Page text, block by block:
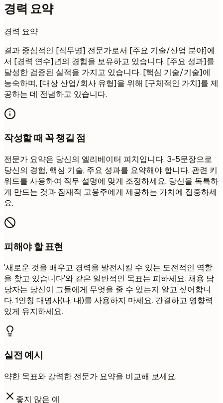
경력 요약
경력 요약
결과 중심적인 [직무명] 전문가로서 [주요 기술/산업 분야]에
서 [경력 연수]년의 경험을 보유하고 있습니다. [주요 성과]를
달성한 검증된 실적을 가지고 있습니다. [핵심 기술/기술]에
능숙하며, [대상 산업/회사 유형]을 위해 [구체적인 가치]를 제
공하는 데 전념하고 있습니다.
작성할 때 꼭 챙길 점
전문가 요약은 당신의 엘리베이터 피치입니다. 3-5문장으로
당신의 경험, 핵심 기술, 주요 성과를 요약해야 합니다. 관련 키
워드를 사용하여 직무 설명에 맞게 조정하세요. 당신을 독특하
게 만드는 것과 잠재적 고용주에게 제공하는 가치에 집중하세
요.
피해야 할 표현
'새로운 것을 배우고 경력을 발전시킬 수 있는 도전적인 역할
을 찾고 있습니다'와 같은 일반적인 목표는 피하세요. 채용 담
당자는 당신이 그들에게 무엇을 줄 수 있는지 알고 싶어합니
다. 1인칭 대명사(나, 내)를 사용하지 마세요. 간결하고 영향력
있게 유지하세요.
실전 예시
약한 목표와 강력한 전문가 요약을 비교해 보세요.
좋지 않은 예